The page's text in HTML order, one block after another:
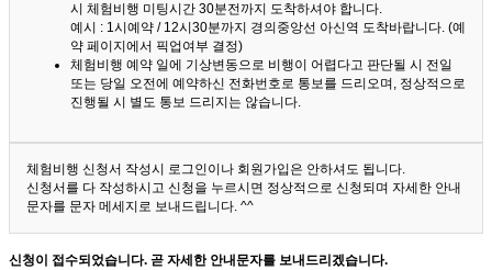
시 체험비행 미팅시간 30분전까지 도착하셔야 합니다.
예시 : 1시예약 / 12시30분까지 경의중앙선 아신역 도착바랍니다. (예
약 페이지에서 픽업여부 결정)
체험비행 예약 일에 기상변동으로 비행이 어렵다고 판단될 시 전일
또는 당일 오전에 예약하신 전화번호로 통보를 드리오며, 정상적으로
진행될 시 별도 통보 드리지는 않습니다.
체험비행 신청서 작성시 로그인이나 회원가입은 안하셔도 됩니다.
신청서를 다 작성하시고 신청을 누르시면 정상적으로 신청되며 자세한 안내
문자를 문자 메세지로 보내드립니다. ^^
신청이 접수되었습니다. 곧 자세한 안내문자를 보내드리겠습니다.